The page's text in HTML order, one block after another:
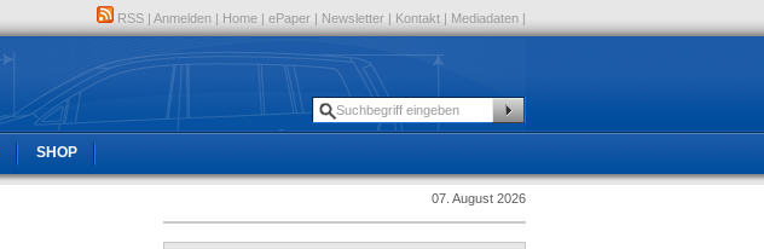
RSS | Anmelden | Home | ePaper | Newsletter | Kontakt | Mediadaten |
SHOP
07. August 2026